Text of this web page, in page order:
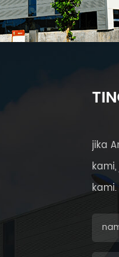
jika